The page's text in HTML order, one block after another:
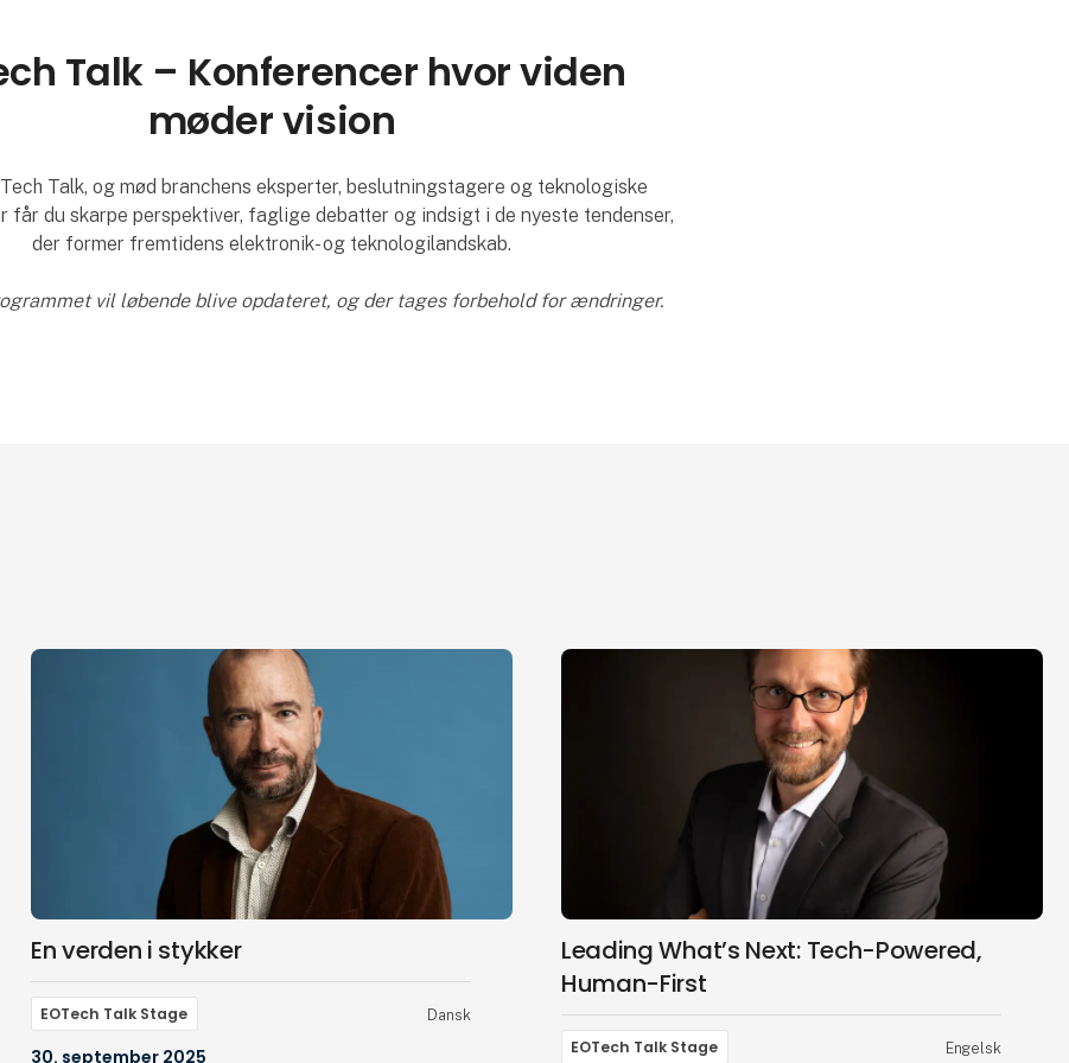
Talk – Konferencer hvor viden
møder vision
Talk, og mød branchens eksperter, beslutningstagere og teknologiske
får du skarpe perspektiver, faglige debatter og indsigt i de nyeste tendenser,
der former fremtidens elektronik- og teknologilandskab.
vil løbende blive opdateret, og der tages forbehold for ændringer.
En verden i stykker
EOTech Talk Stage Dansk
30. september 2025
Leading What’s Next: Tech-Powered,
Human-First
EOTech Talk Stage Engelsk